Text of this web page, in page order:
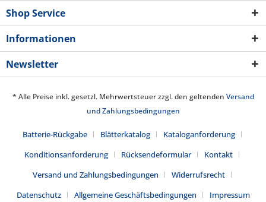
Shop Service
Informationen
Newsletter
* Alle Preise inkl. gesetzl. Mehrwertsteuer zzgl. den geltenden Versand
und Zahlungsbedingungen
Batterie-Rückgabe Blätterkatalog
Kataloganforderung
Konditionsanforderung
Rücksendeformular
Kontakt
Versand und Zahlungsbedingungen
Widerrufsrecht
Datenschutz
Allgemeine Geschäftsbedingungen Impressum